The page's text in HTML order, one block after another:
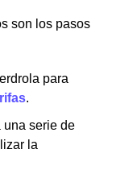
son los pasos
para
.
una serie de
la